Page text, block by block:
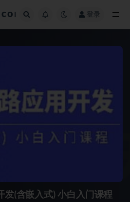
全网资料整合平台
登录
发(含嵌入式) 小白入门课程